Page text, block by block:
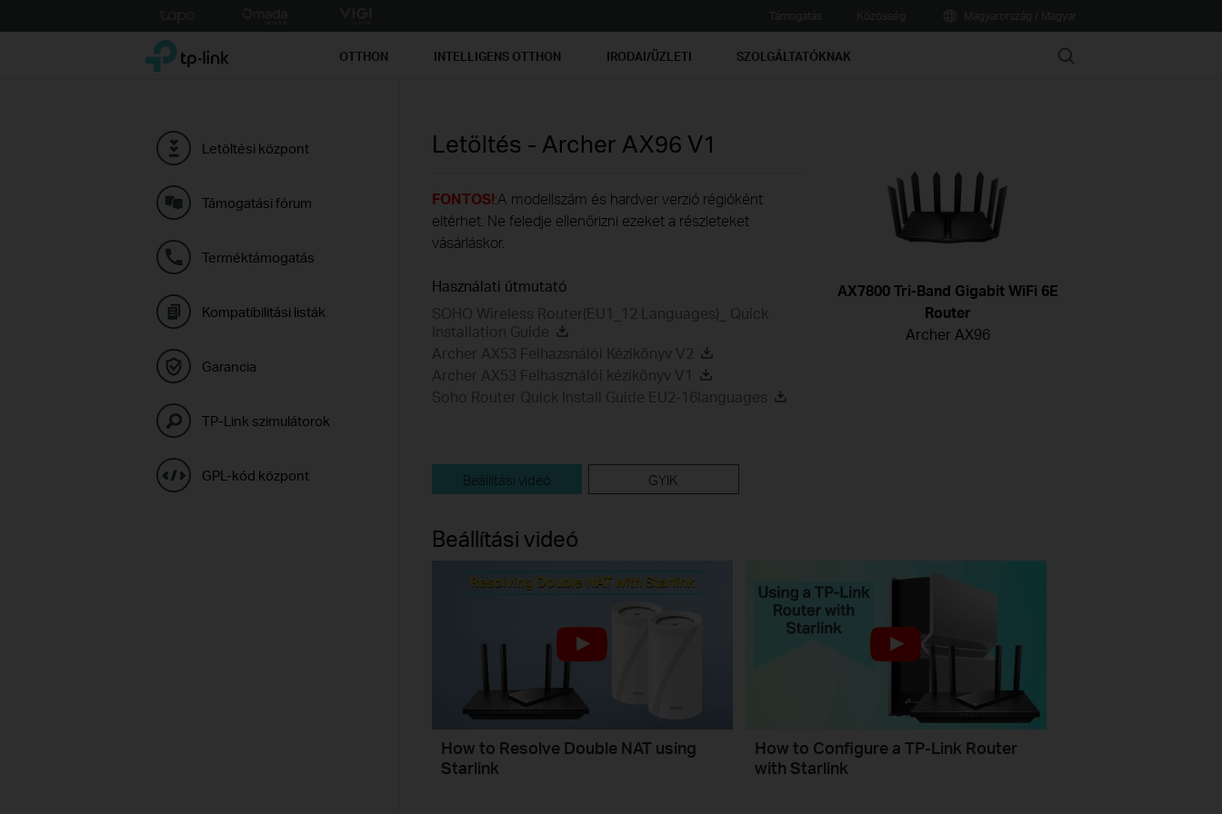
to
TP-Link, Reliably Smart OTTHON INTELLIGENS OTTHON IRODAI/ÜZLETI SZOLGÁLTATÓKNAK Search
Letöltési központ
Támogatási fórum
Terméktámogatás
Kompatibilitási listák
Garancia
TP-Link szimulátorok
GPL-kód központ
Letöltés - Archer AX96 V1
FONTOS!:A modellszám és hardver verzió régióként
eltérhet. Ne feledje ellenőrizni ezeket a részleteket
vásárláskor.
Használati útmutató
SOHO Wireless Router(EU1_12 Languages)_ Quick
Installation Guide
Archer AX53 Felhazsnálói Kézikönyv V2
Archer AX53 Felhasználói kézikönyv V1
Soho Router Quick Install Guide EU2-16languages
AX7800 Tri-Band Gigabit WiFi 6E
Router
Archer AX96
Beállítási videó GYIK
Beállítási videó
How to Resolve Double NAT using
Starlink
How to Configure a TP-Link Router
with Starlink